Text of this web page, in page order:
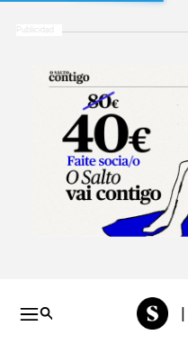
Salto a contenido